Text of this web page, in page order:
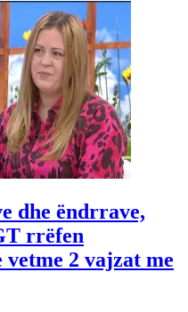
dhe ëndrrave,
rrëfen
2 vajzat me